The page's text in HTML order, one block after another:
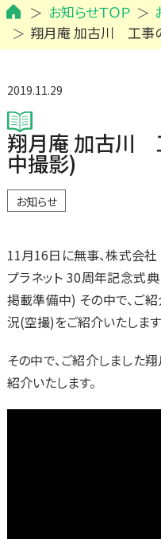
お知らせＴＯＰ
翔月庵 加古川 工事
2019.11.29
翔月庵 加古川
中撮影)
お知らせ
11月16日に無事、株式会
プラネット 30周年記念式
掲載準備中) その中で、ご
況(空撮)をご紹介いたします
その中で、ご紹介しまし
紹介いたします。